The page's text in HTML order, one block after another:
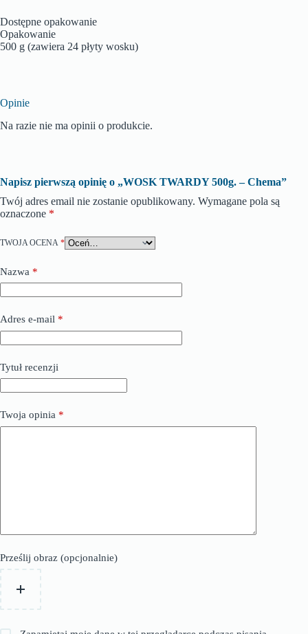
Dostępne opakowanie
Opakowanie
500 g (zawiera 24 płyty wosku)
Opinie
Na razie nie ma opinii o produkcie.
Napisz pierwszą opinię o „WOSK TWARDY 500g. – Chema”
Twój adres email nie zostanie opublikowany. Wymagane pola są
oznaczone *
TWOJA OCENA *
Nazwa *
Adres e-mail *
Tytuł recenzji
Twoja opinia *
Prześlij obraz (opcjonalnie)